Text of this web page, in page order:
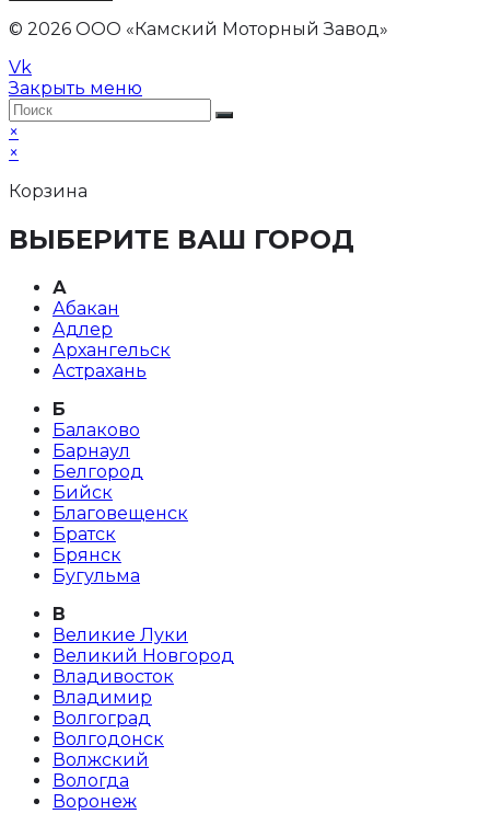
© 2026 ООО «Камский Моторный Завод»
Vk
Закрыть меню
×
×
Корзина
ВЫБЕРИТЕ ВАШ ГОРОД
А
Абакан
Адлер
Архангельск
Астрахань
Б
Балаково
Барнаул
Белгород
Бийск
Благовещенск
Братск
Брянск
Бугульма
В
Великие Луки
Великий Новгород
Владивосток
Владимир
Волгоград
Волгодонск
Волжский
Вологда
Воронеж